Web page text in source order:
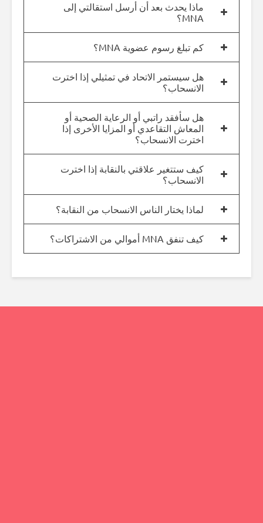
ماذا يحدث بعد أن أرسل استقالتي إلى
MNA؟
كم تبلغ رسوم عضوية MNA؟
هل سيستمر الاتحاد في تمثيلي إذا اخترت
الانسحاب؟
هل سأفقد راتبي أو الرعاية الصحية أو
المعاش التقاعدي أو المزايا الأخرى إذا
اخترت الانسحاب؟
كيف ستتغير علاقتي بالنقابة إذا اخترت
الانسحاب؟
لماذا يختار الناس الانسحاب من النقابة؟
كيف تنفق MNA أموالي من الاشتراكات؟